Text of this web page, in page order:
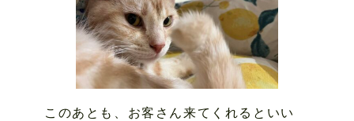
このあとも、お客さん来てくれるといい